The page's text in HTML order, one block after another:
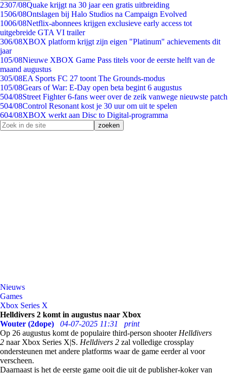
2307/08Quake krijgt na 30 jaar een gratis uitbreiding
1506/08Ontslagen bij Halo Studios na Campaign Evolved
1006/08Netflix-abonnees krijgen exclusieve early access tot
uitgebreide GTA VI trailer
306/08XBOX platform krijgt zijn eigen "Platinum" achievements dit
jaar
105/08Nieuwe XBOX Game Pass titels voor de eerste helft van de
maand augustus
305/08EA Sports FC 27 toont The Grounds-modus
105/08Gears of War: E-Day open beta begint 6 augustus
504/08Street Fighter 6-fans weer over de zeik vanwege nieuwste patch
504/08Control Resonant kost je 30 uur om uit te spelen
604/08XBOX werkt aan Disc to Digital-programma
Nieuws
Games
Xbox Series X
Helldivers 2 komt in augustus naar Xbox
Wouter (2dope)
04-07-2025 11:31
print
Op 26 augustus komt de populaire third-person shooter Helldivers
2 naar Xbox Series X|S. Helldivers 2 zal volledige crossplay
ondersteunen met andere platforms waar de game eerder al voor
verscheen.
Daarnaast is het de eerste game ooit die uit de publisher-koker van